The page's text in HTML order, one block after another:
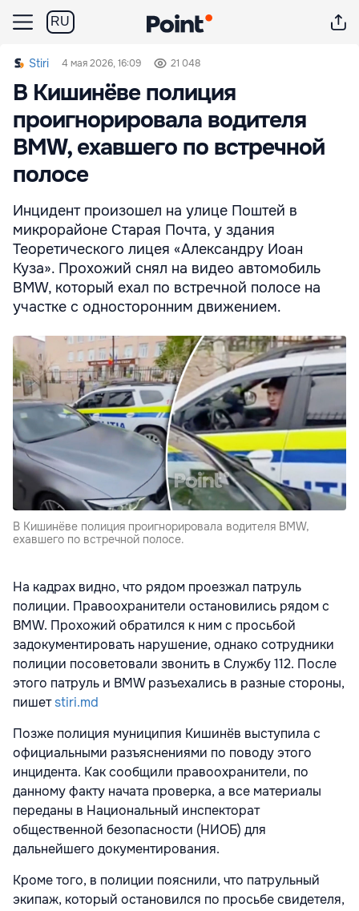
RU
Stiri 4 мая 2026, 16:09 21 048
В Кишинёве полиция
проигнорировала водителя
BMW, ехавшего по встречной
полосе
Инцидент произошел на улице Поштей в
микрорайоне Старая Почта, у здания
Теоретического лицея «Александру Иоан
Куза». Прохожий снял на видео автомобиль
BMW, который ехал по встречной полосе на
участке с односторонним движением.
В Кишинёве полиция проигнорировала водителя BMW,
ехавшего по встречной полосе.
На кадрах видно, что рядом проезжал патруль
полиции. Правоохранители остановились рядом с
BMW. Прохожий обратился к ним с просьбой
задокументировать нарушение, однако сотрудники
полиции посоветовали звонить в Службу 112. После
этого патруль и BMW разъехались в разные стороны,
пишетstiri.md
Позже полиция муниципия Кишинёв выступила с
официальными разъяснениями по поводу этого
инцидента. Как сообщили правоохранители, по
данному факту начата проверка, а все материалы
переданы в Национальный инспекторат
общественной безопасности (НИОБ) для
дальнейшего документирования.
Кроме того, в полиции пояснили, что патрульный
экипаж, который остановился по просьбе свидетеля,